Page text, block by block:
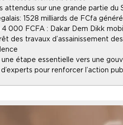
sur une grande partie du
: 1528 milliards de FCfa
000 FCFA : Dakar Dem Dikk
des travaux d’assainissement
étape essentielle vers une
pour renforcer l’action